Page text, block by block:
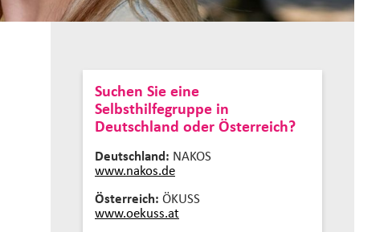
Suchen Sie eine
Selbsthilfegruppe in
Deutschland oder Österreich?
Deutschland: NAKOS
www.nakos.de
Österreich: ÖKUSS
www.oekuss.at